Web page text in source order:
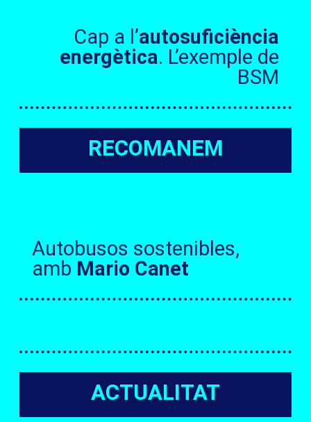
Cap a l’autosuficiència
energètica. L’exemple de
BSM
RECOMANEM
Autobusos sostenibles,
amb Mario Canet
ACTUALITAT